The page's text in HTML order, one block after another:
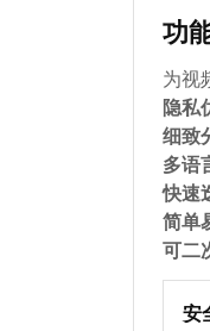
功
为视
隐私
细致
多语
快速
简单
可二
安